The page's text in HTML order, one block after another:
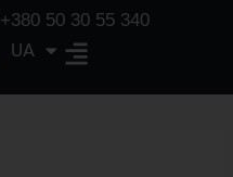
+380 50 30 55 340
UA
EN